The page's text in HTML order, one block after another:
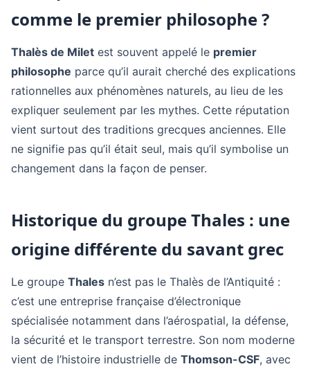
comme le premier philosophe ?
Thalès de Milet est souvent appelé le premier
philosophe parce qu’il aurait cherché des explications
rationnelles aux phénomènes naturels, au lieu de les
expliquer seulement par les mythes. Cette réputation
vient surtout des traditions grecques anciennes. Elle
ne signifie pas qu’il était seul, mais qu’il symbolise un
changement dans la façon de penser.
Historique du groupe Thales : une
origine différente du savant grec
Le groupe Thales n’est pas le Thalès de l’Antiquité :
c’est une entreprise française d’électronique
spécialisée notamment dans l’aérospatial, la défense,
la sécurité et le transport terrestre. Son nom moderne
vient de l’histoire industrielle de Thomson-CSF, avec